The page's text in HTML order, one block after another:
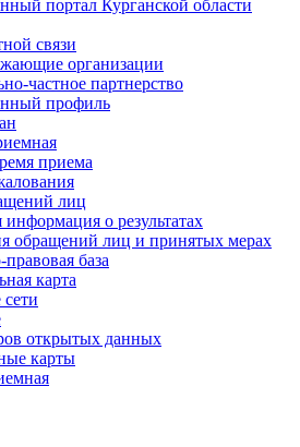
портал Курганской области
связи
организации
частное партнерство
профиль
приема
лиц
о результатах
обращений лиц и принятых мерах
база
карта
открытых данных
карты